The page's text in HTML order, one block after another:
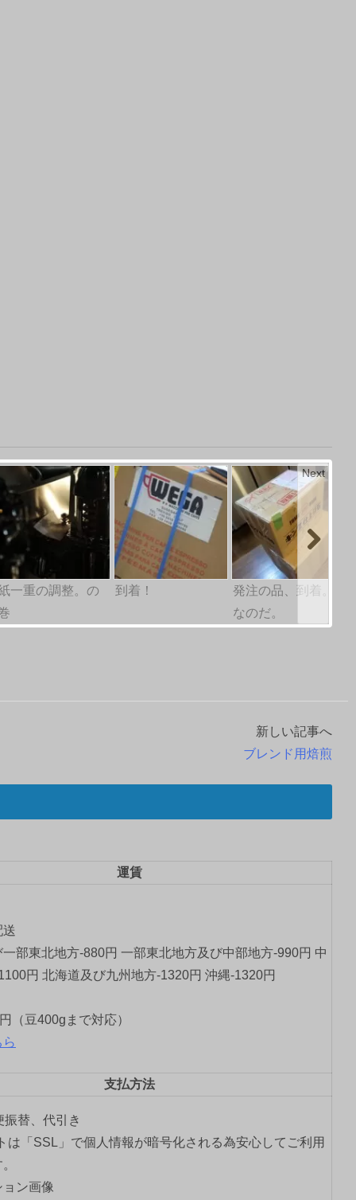
一重の調整。の
到着！
発注の品、到着。
なのだ。
Next
新しい記事へ
ブレンド用焙煎
運賃
部東北地方-880円 一部東北地方及び中部地方-990円 中
円 北海道及び九州地方-1320円 沖縄-1320円
（豆400gまで対応）
支払方法
振替、代引き
は「SSL」で個人情報が暗号化される為安心してご利用